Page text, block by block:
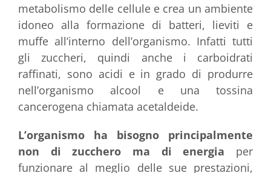
metabolismo delle cellule e crea un ambiente
idoneo alla formazione di batteri, lieviti e
muffe all’interno dell’organismo. Infatti tutti
gli zuccheri, quindi anche i carboidrati
raffinati, sono acidi e in grado di produrre
nell’organismo alcool e una tossina
cancerogena chiamata acetaldeide.
L’organismo ha bisogno principalmente
non di zucchero ma di energia per
funzionare al meglio delle sue prestazioni,